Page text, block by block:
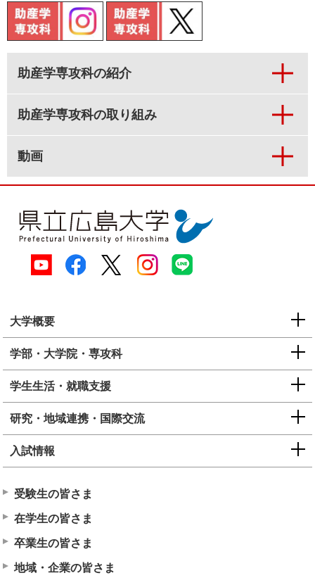
助産学専攻科の紹介
助産学専攻科の取り組み
動画
大学概要
学部・大学院・専攻科
学生生活・就職支援
研究・地域連携・国際交流
入試情報
受験生の皆さま
在学生の皆さま
卒業生の皆さま
地域・企業の皆さま